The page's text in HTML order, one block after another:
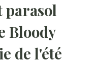
parasol
Bloody
de l'été